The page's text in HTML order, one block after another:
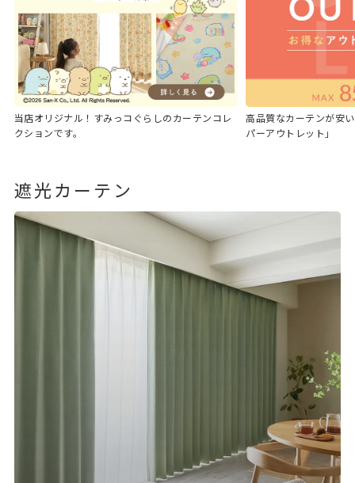
当店オリジナル！すみっコぐらしのカーテンコレ
クションです。
高品質なカーテンが安
パーアウトレット」
遮光カーテン